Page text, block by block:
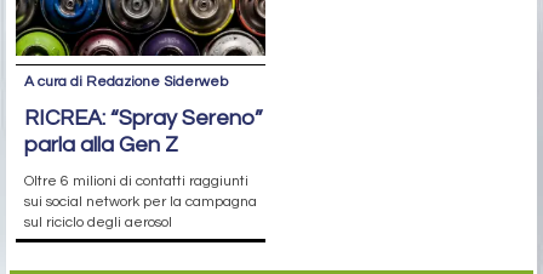
A cura di Redazione Siderweb
RICREA: “Spray Sereno”
parla alla Gen Z
Oltre 6 milioni di contatti raggiunti
sui social network per la campagna
sul riciclo degli aerosol